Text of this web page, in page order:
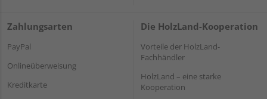
Zahlungsarten
PayPal
Onlineüberweisung
Kreditkarte
Die HolzLand-Kooperation
Vorteile der HolzLand-
Fachhändler
HolzLand – eine starke
Kooperation